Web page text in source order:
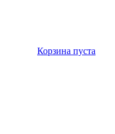
Корзина пуста